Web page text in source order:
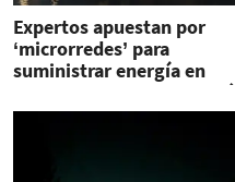
Expertos apuestan por
‘microrredes’ para
suministrar energía en
zonas alejadas de Panamá